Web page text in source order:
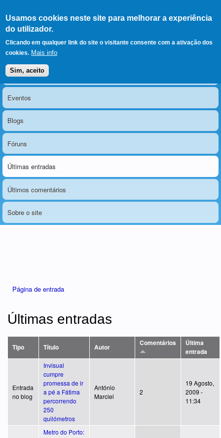
Usamos cookies neste site para melhorar a experiência
do utilizador.
Clicando em qualquer link do site o visitante consente com a ativação dos
cookies. Mais info
Sim, aceito
LERPARAVER , ir para a
página principal
O portal da visão diferente
Menu principal
Notícias
Eventos
Blogs
Fóruns
Últimas entradas
Últimos comentários
Sobre o site
Página de entrada
Últimas entradas
Tipo Título Autor
Comentários
Última
entrada
Entrada
no blog
Invisual
cumpre
promessa de ir
a pé a Fátima
percorrendo
250
quilómetros
António
Marciel
2
19 Agosto,
2009 -
11:34
Metro do Porto: